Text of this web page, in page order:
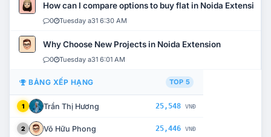
How can I compare options to buy flat in Noida Extension?
0 Tuesday a31 6:30 AM
Why Choose New Projects in Noida Extension
0 Tuesday a31 6:01 AM
BẢNG XẾP HẠNG TOP 5
1 Trần Thị Hương 25,548 VNĐ
2 Võ Hữu Phong 25,446 VNĐ